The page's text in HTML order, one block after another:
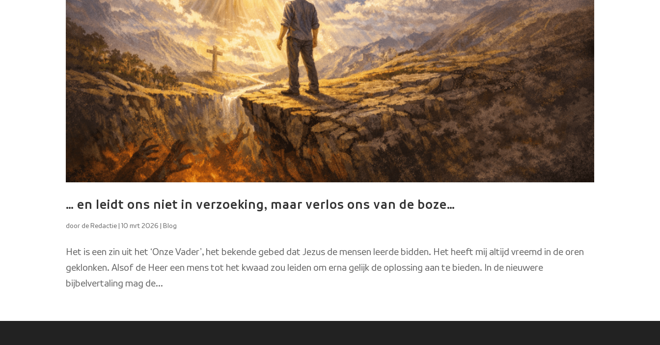
… en leidt ons niet in verzoeking, maar verlos ons van de boze…
door de Redactie |10 mrt 2026 Blog
Het is een zin uit het ‘Onze Vader’, het bekende gebed dat Jezus de mensen leerde bidden. Het heeft mij altijd vreemd in de oren
geklonken. Alsof de Heer een mens tot het kwaad zou leiden om erna gelijk de oplossing aan te bieden. In de nieuwere
bijbelvertaling mag de...